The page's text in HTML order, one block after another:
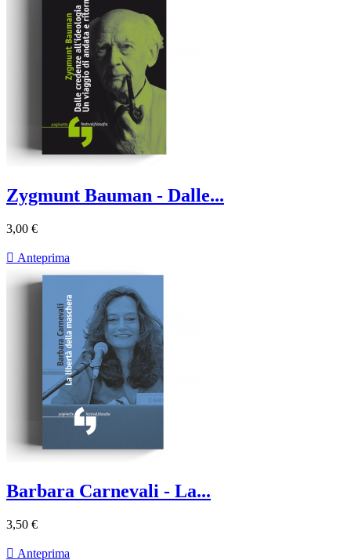
Zygmunt Bauman - Dalle...
3,00 €
 Anteprima
Barbara Carnevali - La...
3,50 €
 Anteprima